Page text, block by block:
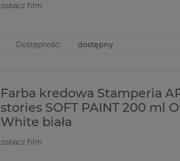
zobacz film
Dostępność: dostępny
Farba kredowa Stamperia
stories SOFT PAINT 200 ml
White biała
zobacz film